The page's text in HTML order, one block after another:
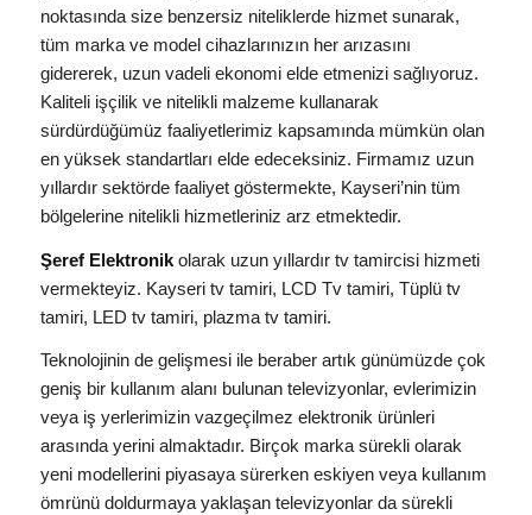
noktasında size benzersiz niteliklerde hizmet sunarak,
tüm marka ve model cihazlarınızın her arızasını
gidererek, uzun vadeli ekonomi elde etmenizi sağlıyoruz.
Kaliteli işçilik ve nitelikli malzeme kullanarak
sürdürdüğümüz faaliyetlerimiz kapsamında mümkün olan
en yüksek standartları elde edeceksiniz. Firmamız uzun
yıllardır sektörde faaliyet göstermekte, Kayseri’nin tüm
bölgelerine nitelikli hizmetleriniz arz etmektedir.
Şeref Elektronikolarak uzun yıllardır tv tamircisi hizmeti
vermekteyiz. Kayseri tv tamiri, LCD Tv tamiri, Tüplü tv
tamiri, LED tv tamiri, plazma tv tamiri.
Teknolojinin de gelişmesi ile beraber artık günümüzde çok
geniş bir kullanım alanı bulunan televizyonlar, evlerimizin
veya iş yerlerimizin vazgeçilmez elektronik ürünleri
arasında yerini almaktadır. Birçok marka sürekli olarak
yeni modellerini piyasaya sürerken eskiyen veya kullanım
ömrünü doldurmaya yaklaşan televizyonlar da sürekli